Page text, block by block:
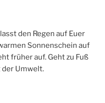
den Regen auf Euer
Sonnenschein auf
früher auf. Geht zu Fuß
der Umwelt.